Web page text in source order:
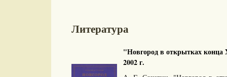
Литература
"Новгород в открытках
2002 г.